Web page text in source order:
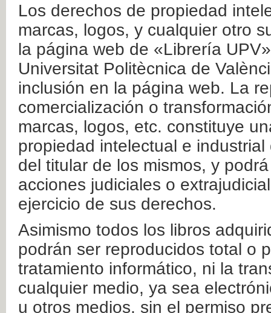
Los derechos de propiedad
marcas, logos, y cualquier otro
la página web de «Librería
Universitat Politècnica de
inclusión en la página web. La
comercialización o
marcas, logos, etc. constituye
propiedad intelectual e
del titular de los mismos, y
acciones judiciales o
ejercicio de sus derechos.
Asimismo todos los libros
podrán ser reproducidos total o
tratamiento informático, ni la
cualquier medio, ya sea
u otros medios, sin el permiso